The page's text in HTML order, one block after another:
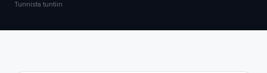
Tunnista tuntiin